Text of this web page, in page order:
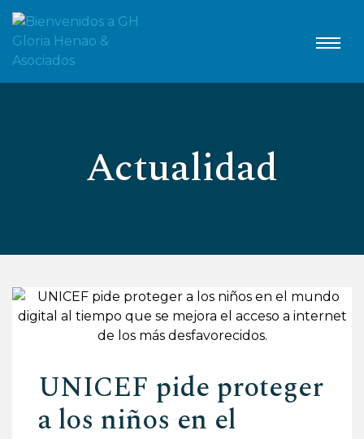
Actualidad
UNICEF pide proteger
a los niños en el